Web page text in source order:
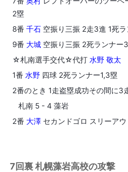
2塁
8番 千石 空振り三振 2走3進 1死
9番 大城 空振り三振 2死ランナー
☆札南選手交代☆代打 水野 敬太
1番 水野 四球 2死ランナー1,3塁
2番のとき 1走盗塁成功その間に3
札南 5 - 4 藻岩
2番 大澤 セカンドゴロ スリーア
7回裏 札幌藻岩高校の攻撃